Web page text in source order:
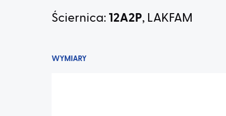
Ściernica: 12A2P, LAKFAM
WYMIARY